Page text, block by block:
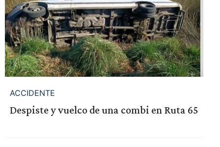
ACCIDENTE
Despiste y vuelco de una combi en Ruta 65